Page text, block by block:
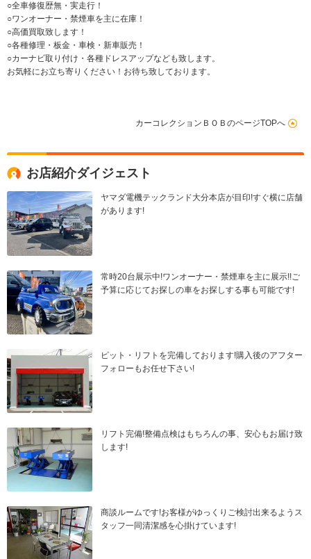
○全車修復歴無・実走行！
○ワンオーナー・禁煙車を主に在庫！
○高価買取致します！
○各種修理・板金・車検・新車販売！
○カーナビ取り付け・各種ドレスアップなども致します。
お気軽にお立ち寄りください！お待ち致しております。
カーコレクションＢＯＢのページTOPへ
お店紹介ダイジェスト
ヤマダ電機テックランド大分本店が目印!すぐ横に店舗
があります!
常時20台展示中!ワンオーナー・禁煙車を主に展示!!ご
予算に応じてお探しの車をお探しする事も可能です!
ピット・リフトを完備しております!購入後のアフター
フォローもお任せ下さい!
リフト完備!整備点検はもちろんの事、安心もお届け致
します!
商談ルームです!お客様がゆっくりご検討出来るようス
タッフ一同清潔感を心掛けています!